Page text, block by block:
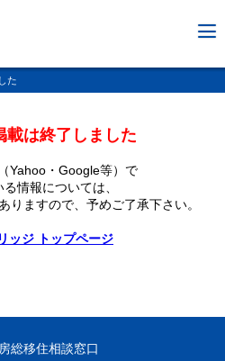
た
載は終了しました
Yahoo・Google等）で
情報については、
りますので、 予めご了承下さい。
ッジ トップページ
房総移住相談窓口